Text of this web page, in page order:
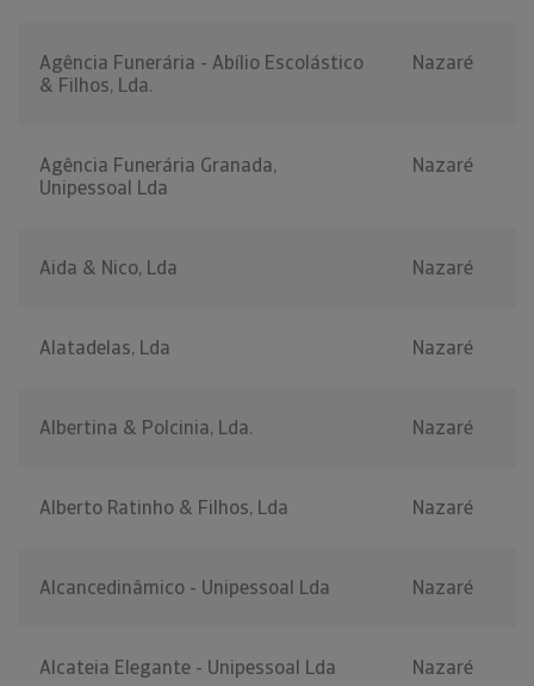
Agência Funerária - Abílio Escolástico
& Filhos, Lda.
Nazaré
Agência Funerária Granada,
Unipessoal Lda
Nazaré
Aida & Nico, Lda Nazaré
Alatadelas, Lda Nazaré
Albertina & Polcinia, Lda. Nazaré
Alberto Ratinho & Filhos, Lda Nazaré
Alcancedinâmico - Unipessoal Lda Nazaré
Alcateia Elegante - Unipessoal Lda Nazaré